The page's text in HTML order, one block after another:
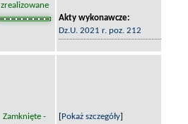
zrealizowane
Akty wykonawcze:
Dz.U. 2021 r. poz. 212
Zamknięte -
Pokaż szczegóły